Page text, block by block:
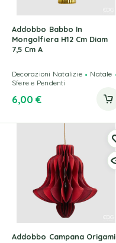
Addobbo Babbo In
Mongolfiera H12 Cm Diam
7,5 Cm A
Decorazioni Natalizie
Natale
Sfere e Pendenti
6,00€
Addobbo Campana Origami